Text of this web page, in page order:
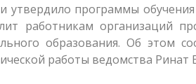
утвердило программы
работникам организаций
образования. Об этом
работы ведомства Ринат